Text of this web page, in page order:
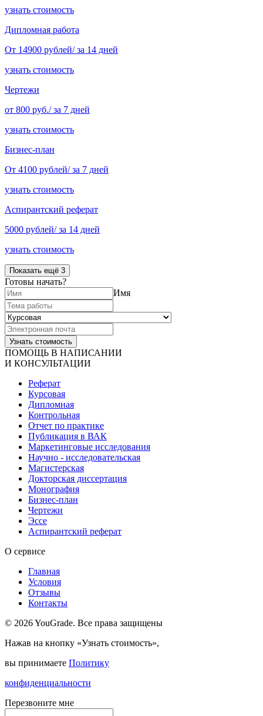
узнать стоимость
Дипломная работа
От 14900 рублей/ за 14 дней
узнать стоимость
Чертежи
от 800 руб./ за 7 дней
узнать стоимость
Бизнес-план
От 4100 рублей/ за 7 дней
узнать стоимость
Аспирантский реферат
5000 рублей/ за 14 дней
узнать стоимость
Показать ещё 3
Готовы начать?
Имя
ПОМОЩЬ В НАПИСАНИИ
И КОНСУЛЬТАЦИИ
Реферат
Курсовая
Дипломная
Контрольная
Отчет по практике
Публикация в ВАК
Маркетинговые исследования
Научно - исследовательская
Магистерская
Докторская диссертация
Монография
Бизнес-план
Чертежи
Эссе
Аспирантский реферат
О сервисе
Главная
Условия
Отзывы
Контакты
© 2026 YouGrade. Все права защищены
Нажав на кнопку «Узнать стоимость»,
вы принимаете Политику
конфиденциальности
Перезвоните мне